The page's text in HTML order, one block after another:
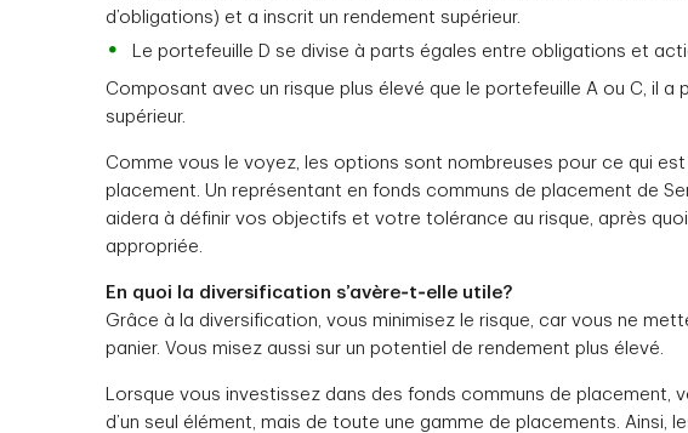
d’obligations) et a inscrit un rendement supérieur.
Le portefeuille D se divise à parts égales entre obligations et
Composant avec un risque plus élevé que le portefeuille A ou C, il a
supérieur.
Comme vous le voyez, les options sont nombreuses pour ce qui
placement. Un représentant en fonds communs de placement de
aidera à définir vos objectifs et votre tolérance au risque, après
appropriée.
En quoi la diversification s’avère‑t‑elle utile?
Grâce à la diversification, vous minimisez le risque, car vous ne
panier. Vous misez aussi sur un potentiel de rendement plus élevé.
Lorsque vous investissez dans des fonds communs de placement,
d’un seul élément, mais de toute une gamme de placements. Ainsi,